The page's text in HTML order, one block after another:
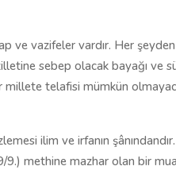
ve vazifeler vardır. Her
sebep olacak bayağı ve
millete telafisi mümkün
ilim ve irfanın şânındandır.
9.) methine mazhar olan bir